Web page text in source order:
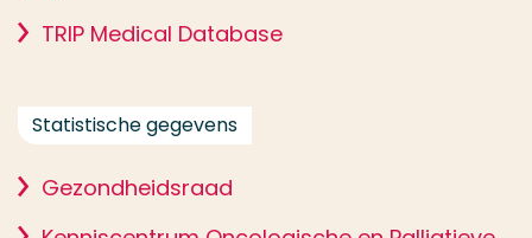
TRIP Medical Database
Statistische gegevens
Gezondheidsraad